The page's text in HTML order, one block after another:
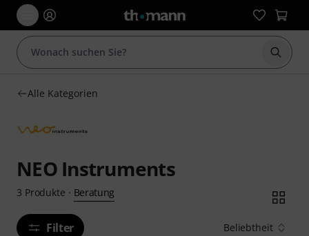
Suche
Alle Kategorien
NEO Instruments
3 Produkte · Beratung
Filter Beliebtheit